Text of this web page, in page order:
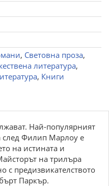
, Световна проза,
литература,
, Книги
Най-популярният
след Филип Марлоу е
на истината и
на трилъра
с предизвикателството
Паркър.